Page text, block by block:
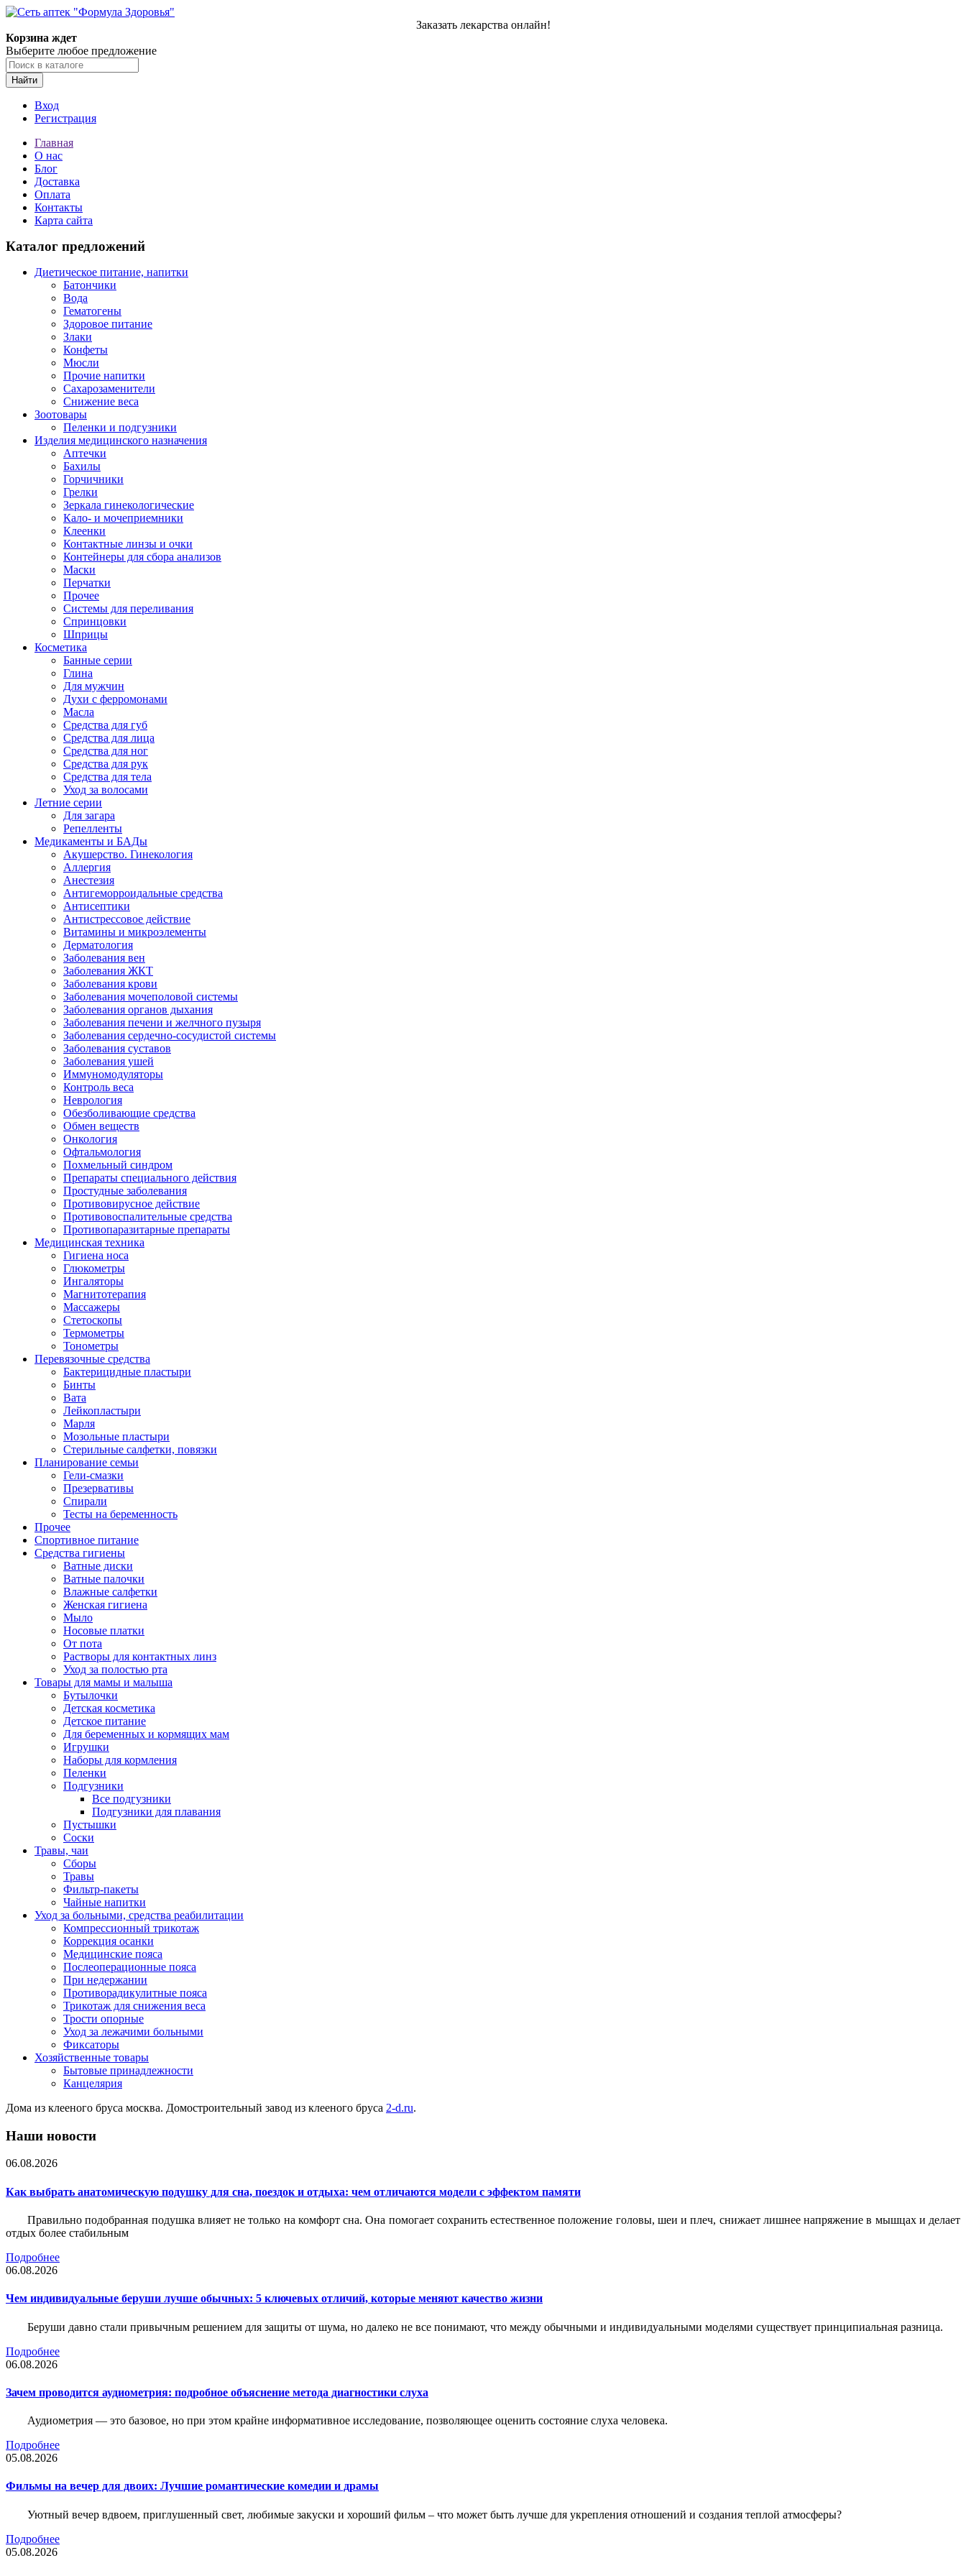
Заказать лекарства онлайн!
Корзина ждет
Выберите любое предложение
Найти
Вход
Регистрация
Главная
О нас
Блог
Доставка
Оплата
Контакты
Карта сайта
Каталог предложений
Диетическое питание, напитки
Батончики
Вода
Гематогены
Здоровое питание
Злаки
Конфеты
Мюсли
Прочие напитки
Сахарозаменители
Снижение веса
Зоотовары
Пеленки и подгузники
Изделия медицинского назначения
Аптечки
Бахилы
Горчичники
Грелки
Зеркала гинекологические
Кало- и мочеприемники
Клеенки
Контактные линзы и очки
Контейнеры для сбора анализов
Маски
Перчатки
Прочее
Системы для переливания
Спринцовки
Шприцы
Косметика
Банные серии
Глина
Для мужчин
Духи с ферромонами
Масла
Средства для губ
Средства для лица
Средства для ног
Средства для рук
Средства для тела
Уход за волосами
Летние серии
Для загара
Репелленты
Медикаменты и БАДы
Акушерство. Гинекология
Аллергия
Анестезия
Антигеморроидальные средства
Антисептики
Антистрессовое действие
Витамины и микроэлементы
Дерматология
Заболевания вен
Заболевания ЖКТ
Заболевания крови
Заболевания мочеполовой системы
Заболевания органов дыхания
Заболевания печени и желчного пузыря
Заболевания сердечно-сосудистой системы
Заболевания суставов
Заболевания ушей
Иммуномодуляторы
Контроль веса
Неврология
Обезболивающие средства
Обмен веществ
Онкология
Офтальмология
Похмельный синдром
Препараты специального действия
Простудные заболевания
Противовирусное действие
Противовоспалительные средства
Противопаразитарные препараты
Медицинская техника
Гигиена носа
Глюкометры
Ингаляторы
Магнитотерапия
Массажеры
Стетоскопы
Термометры
Тонометры
Перевязочные средства
Бактерицидные пластыри
Бинты
Вата
Лейкопластыри
Марля
Мозольные пластыри
Стерильные салфетки, повязки
Планирование семьи
Гели-смазки
Презервативы
Спирали
Тесты на беременность
Прочее
Спортивное питание
Средства гигиены
Ватные диски
Ватные палочки
Влажные салфетки
Женская гигиена
Мыло
Носовые платки
От пота
Растворы для контактных линз
Уход за полостью рта
Товары для мамы и малыша
Бутылочки
Детская косметика
Детское питание
Для беременных и кормящих мам
Игрушки
Наборы для кормления
Пеленки
Подгузники
Все подгузники
Подгузники для плавания
Пустышки
Соски
Травы, чаи
Сборы
Травы
Фильтр-пакеты
Чайные напитки
Уход за больными, средства реабилитации
Компрессионный трикотаж
Коррекция осанки
Медицинские пояса
Послеоперационные пояса
При недержании
Противорадикулитные пояса
Трикотаж для снижения веса
Трости опорные
Уход за лежачими больными
Фиксаторы
Хозяйственные товары
Бытовые принадлежности
Канцелярия
Дома из клееного бруса москва. Домостроительный завод из клееного бруса 2-d.ru.
Наши новости
06.08.2026
Как выбрать анатомическую подушку для сна, поездок и отдыха: чем отличаются модели с эффектом памяти
Правильно подобранная подушка влияет не только на комфорт сна. Она помогает сохранить естественное положение головы, шеи и плеч, снижает лишнее напряжение в мышцах и делает
отдых более стабильным
Подробнее
06.08.2026
Чем индивидуальные беруши лучше обычных: 5 ключевых отличий, которые меняют качество жизни
Беруши давно стали привычным решением для защиты от шума, но далеко не все понимают, что между обычными и индивидуальными моделями существует принципиальная разница.
Подробнее
06.08.2026
Зачем проводится аудиометрия: подробное объяснение метода диагностики слуха
Аудиометрия — это базовое, но при этом крайне информативное исследование, позволяющее оценить состояние слуха человека.
Подробнее
05.08.2026
Фильмы на вечер для двоих: Лучшие романтические комедии и драмы
Уютный вечер вдвоем, приглушенный свет, любимые закуски и хороший фильм – что может быть лучше для укрепления отношений и создания теплой атмосферы?
Подробнее
05.08.2026